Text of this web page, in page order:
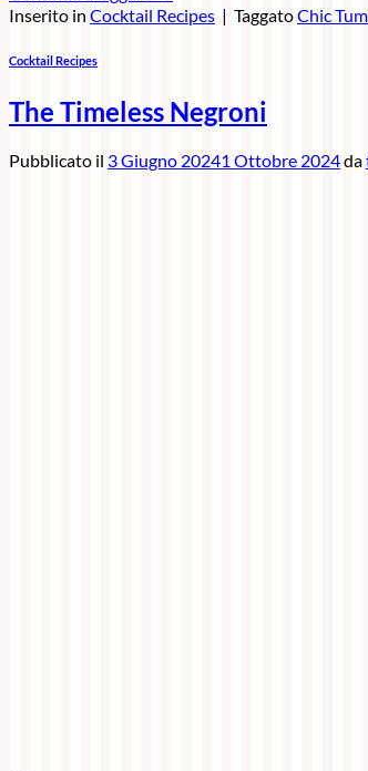
Inserito in Cocktail Recipes | TaggatoChic
Cocktail Recipes
The Timeless Negroni
Pubblicato il 3 Giugno 20241 Ottobre 2024da